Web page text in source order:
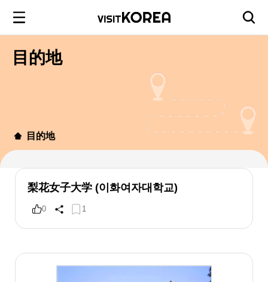
目的地
目的地
梨花女子大学 (이화여자대학교)
0 1